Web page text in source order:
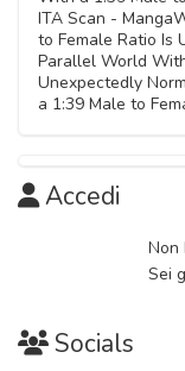
ITA Scan -
to Female Ratio Is
Parallel World
Unexpectedly
a 1:39 Male to
Accedi
Non
Sei
Socials